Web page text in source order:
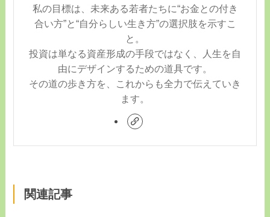
私の目標は、未来ある若者たちに“お金との付き
合い方”と“自分らしい生き方”の選択肢を示すこ
と。
投資は単なる資産形成の手段ではなく、人生を自
由にデザインするための道具です。
その道の歩き方を、これからも全力で伝えていき
ます。
関連記事